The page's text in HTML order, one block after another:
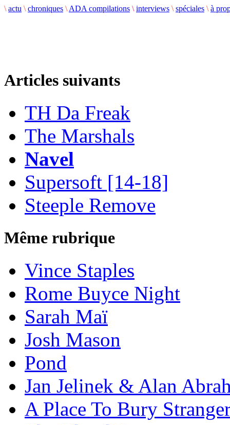
\ actu \ chroniques \ ADA compilations \ interviews \ spéciales \ à
Articles suivants
TH Da Freak
The Marshals
Navel
Supersoft [14-18]
Steeple Remove
Même rubrique
Vince Staples
Rome Buyce Night
Sarah Maï
Josh Mason
Pond
Jan Jelinek & Alan
A Place To Bury